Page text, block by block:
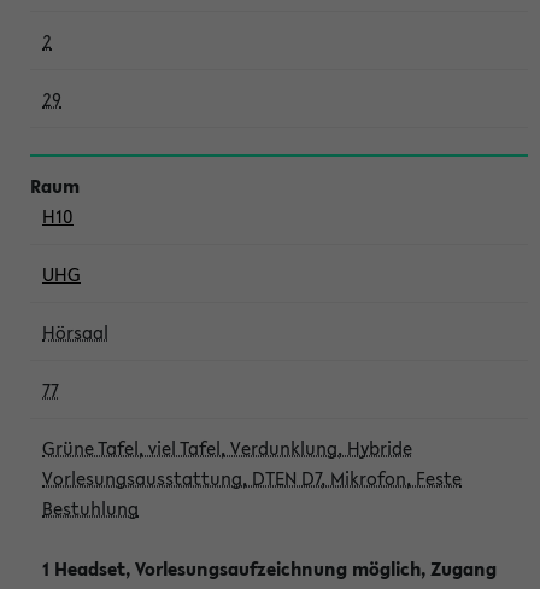
2
29
H10
UHG
Hörsaal
77
Grüne Tafel, viel Tafel, Verdunklung, Hybride
Vorlesungsausstattung, DTEN D7, Mikrofon, Feste
Bestuhlung
1 Headset, Vorlesungsaufzeichnung möglich, Zugang